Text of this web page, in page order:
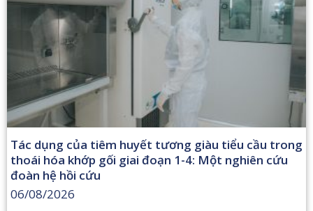
Tác dụng của tiêm huyết tương giàu tiểu cầu trong
thoái hóa khớp gối giai đoạn 1-4: Một nghiên cứu
đoàn hệ hồi cứu
06/08/2026